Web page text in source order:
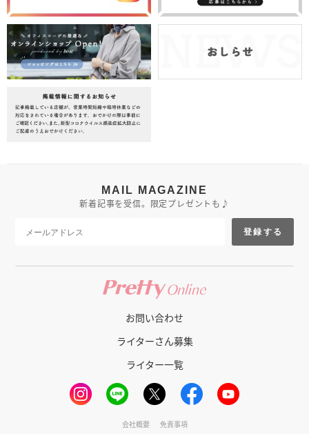
MAIL MAGAZINE
新着記事を受信。限定プレゼントも♪
登録する
お問い合わせ
ライターさん募集
ライター一覧
会社概要 免責事項